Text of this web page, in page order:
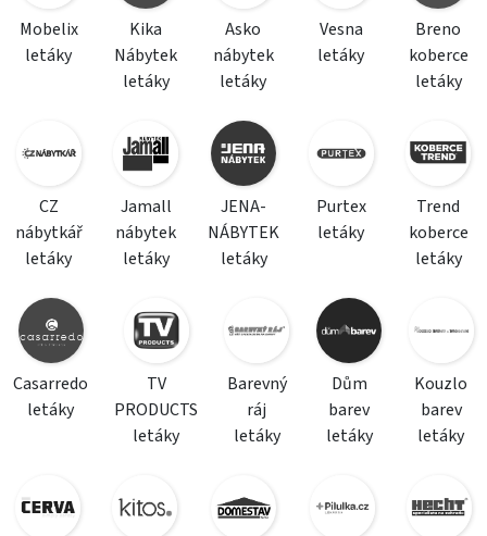
Mobelix
letáky
Kika
Nábytek
letáky
Asko
nábytek
letáky
Vesna
letáky
Breno
koberce
letáky
CZ
nábytkář
letáky
Jamall
nábytek
letáky
JENA-
NÁBYTEK
letáky
Purtex
letáky
Trend
koberce
letáky
Casarredo
letáky
TV
PRODUCTS
letáky
Barevný
ráj
letáky
Dům
barev
letáky
Kouzlo
barev
letáky